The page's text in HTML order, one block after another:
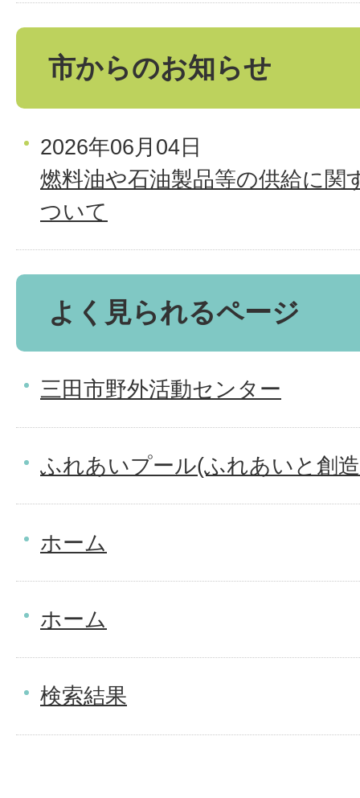
市からのお知らせ
2026年06月04日
燃料油や石油製品等の供給に関
ついて
よく見られるページ
三田市野外活動センター
ふれあいプール(ふれあいと創
ホーム
ホーム
検索結果